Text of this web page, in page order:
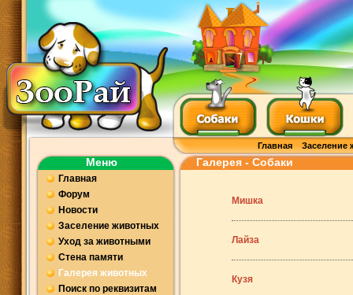
Главная Заселение
Меню
Главная
Форум
Новости
Заселение животных
Уход за животными
Стена памяти
Галерея животных
Поиск по реквизитам
Галерея - Собаки
Мишка
Лайза
Кузя